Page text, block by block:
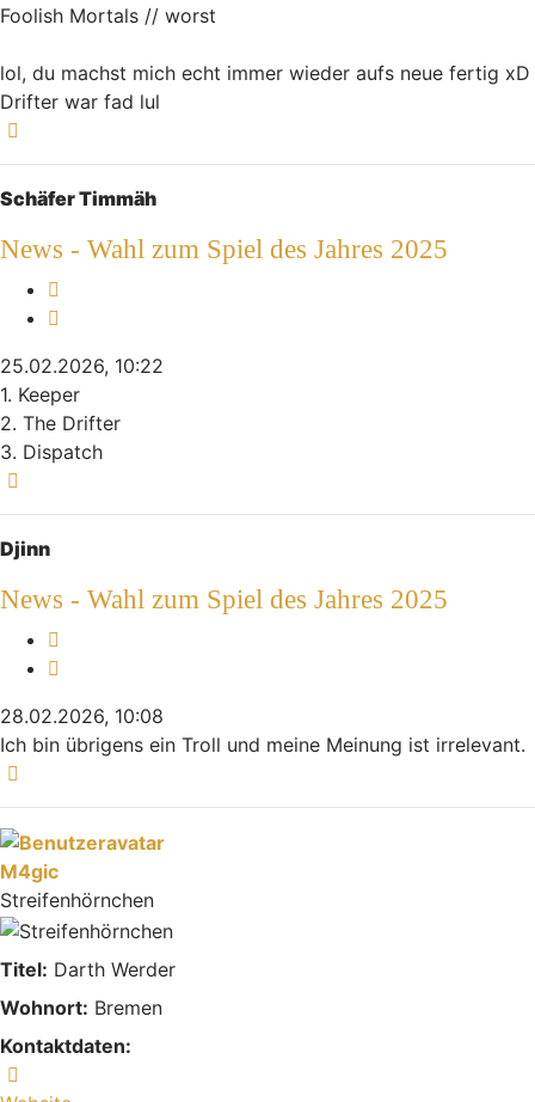
Foolish Mortals // worst
lol, du machst mich echt immer wieder aufs neue fertig xD
Drifter war fad lul
Schäfer Timmäh
News - Wahl zum Spiel des Jahres 2025
25.02.2026, 10:22
1. Keeper
2. The Drifter
3. Dispatch
Djinn
News - Wahl zum Spiel des Jahres 2025
28.02.2026, 10:08
Ich bin übrigens ein Troll und meine Meinung ist irrelevant.
M4gic
Streifenhörnchen
Titel: Darth Werder
Wohnort: Bremen
Kontaktdaten: